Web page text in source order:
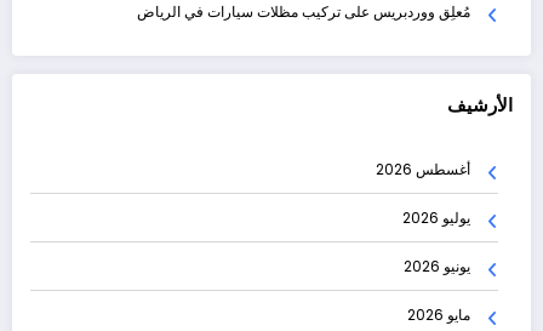
مُعلِق ووردبريس علىتركيب مظلات سيارات في الرياض
الأرشيف
أغسطس 2026
يوليو 2026
يونيو 2026
مايو 2026